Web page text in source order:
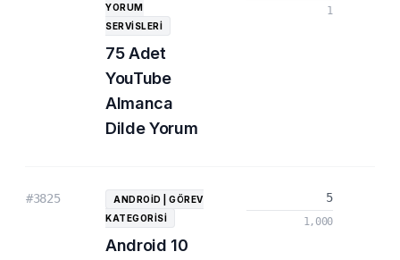
YORUM
SERVISLERI
75 Adet
YouTube
Almanca
Dilde Yorum
1
#3825
ANDROID | GÖREV
KATEGORISI
Android 10
5
1,000